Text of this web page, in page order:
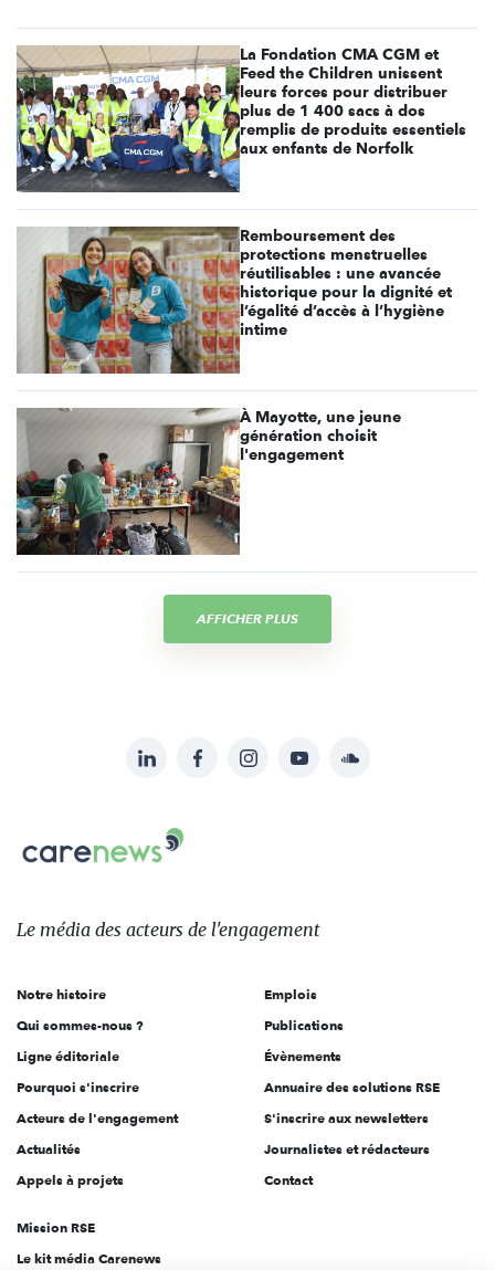
La Fondation CMA CGM et
Feed the Children unissent
leurs forces pour distribuer
plus de 1 400 sacs à dos
remplis de produits essentiels
aux enfants de Norfolk
Remboursement des
protections menstruelles
réutilisables : une avancée
historique pour la dignité et
l’égalité d’accès à l’hygiène
intime
À Mayotte, une jeune
génération choisit
l'engagement
AFFICHER PLUS
sur:
LinkedInFacebookInstagramYouTubeSoundcloud
Le
des
l'engagement
Le média des acteurs de l'engagement
Notre histoire
Qui sommes-nous ?
Ligne éditoriale
Pourquoi s'inscrire
Acteurs de l'engagement
Actualités
Appels à projets
Emplois
Publications
Évènements
Annuaire des solutions RSE
S'inscrire aux newsletters
Journalistes et rédacteurs
Contact
Mission RSE
Le kit média Carenews